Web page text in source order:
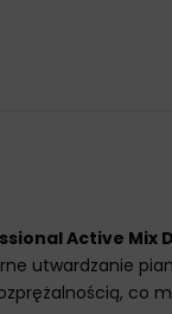
Active Mix
utwardzanie
co